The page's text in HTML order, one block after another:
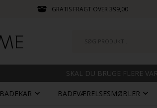
GRATIS FRAGT OVER 399,00
SKAL DU BRUGE FLERE
BADEKAR BADEVÆRELSESMØBLER